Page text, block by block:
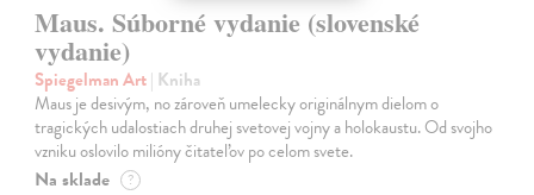
Maus. Súborné vydanie (slovenské
vydanie)
Spiegelman Art| Kniha
Maus je desivým, no zároveň umelecky originálnym dielom o
tragických udalostiach druhej svetovej vojny a holokaustu. Od svojho
vzniku oslovilo milióny čitateľov po celom svete.
Na sklade ?